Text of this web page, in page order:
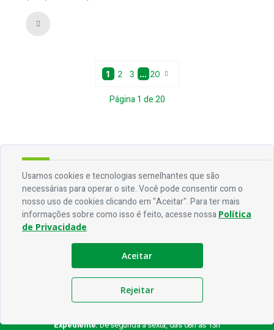
1 2 3 ... 20
Página1 de20
Endereço
Rua Antônio Vieira, 01 - Centro - CEP 58817-000
Contato
Horário De Funcionamento
Expediente:De segunda à sexta, das 08h às 13h
Usamos cookies e tecnologias semelhantes que são
necessárias para operar o site. Você pode consentir com o
nosso uso de cookies clicando em "Aceitar". Para ter mais
informações sobre como isso é feito, acesse nossa Política
de Privacidade.
Aceitar
Rejeitar